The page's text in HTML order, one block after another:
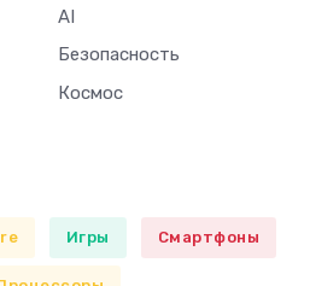
AI
Безопасность
Космос
Игры Смартфоны